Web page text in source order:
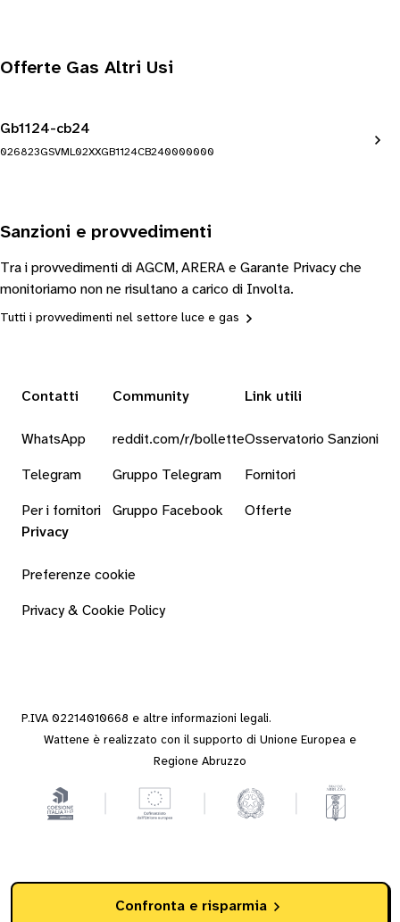
Offerte Gas Altri Usi
Gb1124-cb24
026823GSVML02XXGB1124CB240000000
Sanzioni e provvedimenti
Tra i provvedimenti di AGCM, ARERA e Garante Privacy che
monitoriamo non ne risultano a carico di Involta.
Tutti i provvedimenti nel settore luce e gas
Confronta e risparmia
Contatti
WhatsApp
Telegram
Per i fornitori
Community
reddit.com/r/bollette
Gruppo Telegram
Gruppo Facebook
Link utili
Osservatorio Sanzioni
Fornitori
Offerte
Privacy
Preferenze cookie
Privacy & Cookie Policy
P.IVA 02214010668 e altre informazioni legali.
Wattene è realizzato con il supporto di Unione Europea e
Regione Abruzzo